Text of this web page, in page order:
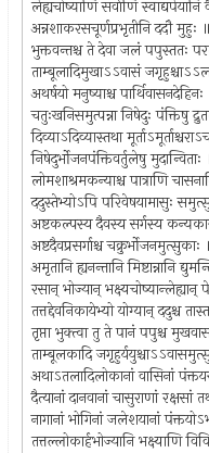
लेह्यचोष्याणि सर्वाणि स्वाद्यपेयानि
अन्नशाकरसचूर्णप्रभृतीनि ददौ मुहुः
भुक्तवन्तश्च ते देवा जलं पपुस्ततः
ताम्बूलादिमुखाऽऽवासं
अथर्षयो मनुष्याश्च पार्थिवासनदेहिनः
चतुःखनिसमुत्पन्ना निषेदुः पंक्तिषु
दिव्याऽदिव्यास्तथा
निषेदुर्भोजनपंक्तिवर्तुलेषु
लोमशाश्रमकन्याश्च पात्राणि
ददुस्तेभ्योऽपि परिवेषयामासुः
अष्टकल्पस्य दैवस्य सर्गस्य
अष्टदैवप्रसर्गाश्च
अमृतानि ह्यनन्तानि मिष्टान्नानि
रसान् भोज्यान्
तत्तद्देवनिकायेभ्यो योग्यान् ददुश्च
तृप्ता भुक्त्वा तु ते पानं पपुश्च
ताम्बूलकादि
अथाऽतलादिलोकानां वासिनां
दैत्यानां दानवानां चासुराणां रक्षसां
नागानां भोगिनां जलेशयानां
तत्तल्लोकार्हभोज्यानि भक्ष्याणि